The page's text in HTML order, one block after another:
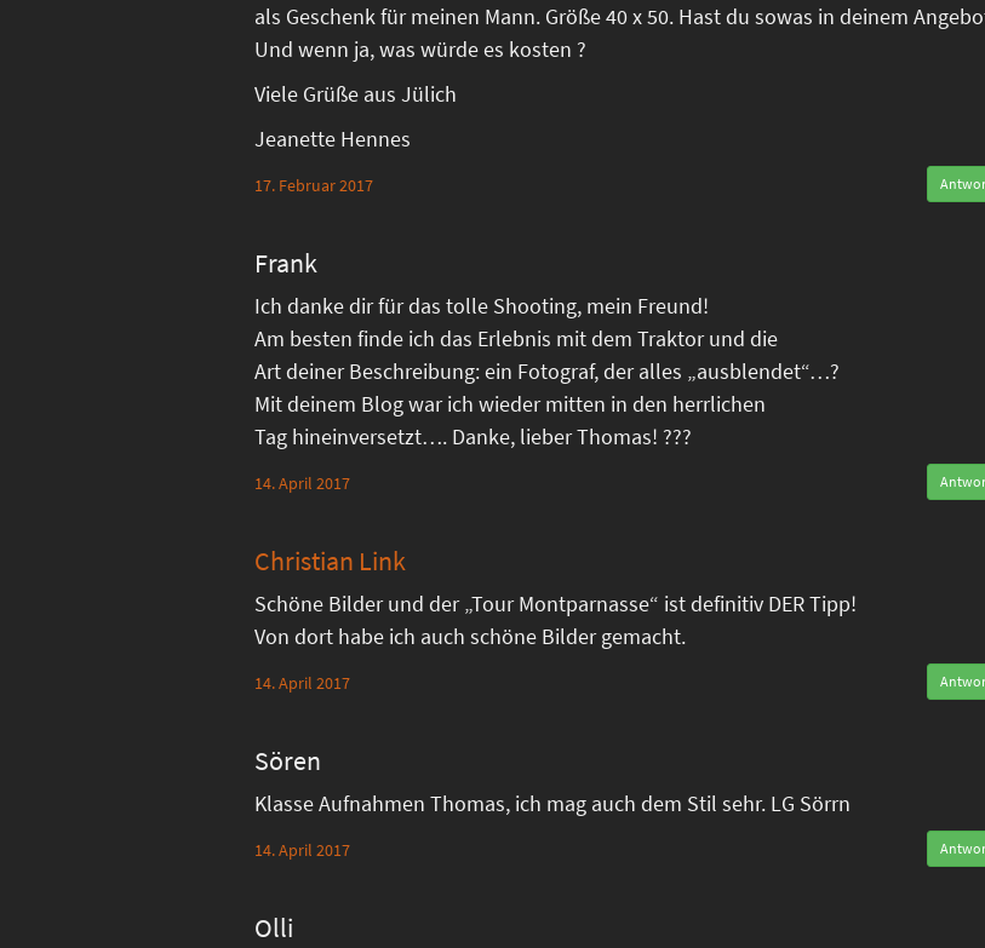
als Geschenk für meinen Mann. Größe 40 x 50. Hast du sowas in deinem
Und wenn ja, was würde es kosten ?
Viele Grüße aus Jülich
Jeanette Hennes
17. Februar 2017
Frank
Ich danke dir für das tolle Shooting, mein Freund!
Am besten finde ich das Erlebnis mit dem Traktor und die
Art deiner Beschreibung: ein Fotograf, der alles „ausblendet“…?
Mit deinem Blog war ich wieder mitten in den herrlichen
Tag hineinversetzt…. Danke, lieber Thomas! ???
14. April 2017
Christian Link
Schöne Bilder und der „Tour Montparnasse“ ist definitiv DER Tipp!
Von dort habe ich auch schöne Bilder gemacht.
14. April 2017
Sören
Klasse Aufnahmen Thomas, ich mag auch dem Stil sehr. LG Sörrn
14. April 2017
Olli